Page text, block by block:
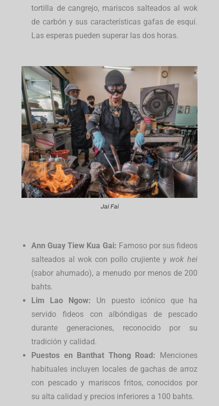
tortilla de cangrejo, mariscos salteados al wok
de carbón y sus características gafas de esquí.
Las esperas pueden superar las dos horas.
Jai Fai
Ann Guay Tiew Kua Gai: Famoso por sus fideos
salteados al wok con pollo crujiente y wok hei
(sabor ahumado), a menudo por menos de 200
bahts.
Lim Lao Ngow: Un puesto icónico que ha
servido fideos con albóndigas de pescado
durante generaciones, reconocido por su
tradición y calidad.
Puestos en Banthat Thong Road: Menciones
habituales incluyen locales de gachas de arroz
con pescado y mariscos fritos, conocidos por
su alta calidad y precios inferiores a 100 bahts.